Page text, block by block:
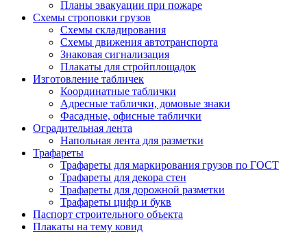
Планы эвакуации при пожаре
Схемы строповки грузов
Схемы складирования
Схемы движения автотранспорта
Знаковая сигнализация
Плакаты для стройплощадок
Изготовление табличек
Координатные таблички
Адресные таблички, домовые знаки
Фасадные, офисные таблички
Оградительная лента
Напольная лента для разметки
Трафареты
Трафареты для маркирования грузов по ГОСТ
Трафареты для декора стен
Трафареты для дорожной разметки
Трафареты цифр и букв
Паспорт строительного объекта
Плакаты на тему ковид